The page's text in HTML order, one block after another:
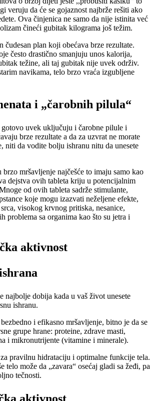
veruju da će se gojaznost najbrže rešiti ako
Ova činjenica ne samo da nije istinita već
čineći gubitak kilograma još težim.
čudesan plan koji obećava brze rezultate.
često drastično smanjuju unos kalorija,
težine, ali taj gubitak nije uvek održiv.
navikama, telo brzo vraća izgubljene
i „čarobnih pilula“
uvek uključuju i čarobne pilule i
brze rezultate a da za uzvrat ne morate
niti da vodite bolju ishranu nitu da unesete
mršavljenje najčešće to imaju samo kao
dejstva ovih tableta kriju u potencijalnim
od ovih tableta sadrže stimulante,
koje mogu izazvati neželjene efekte,
visokog krvnog pritiska, nesanice,
problema sa organima kao što su jetra i
aktivnost
najbolje dobija kada u vaš život unesete
ishranu.
i efikasno mršavljenje, bitno je da se
grupe hrane: proteine, zdrave masti,
i mikronutrijente (vitamine i minerale).
pravilnu hidrataciju i optimalne funkcije tela.
telo može da „zavara“ osećaj gladi sa žeđi, pa
tečnosti.